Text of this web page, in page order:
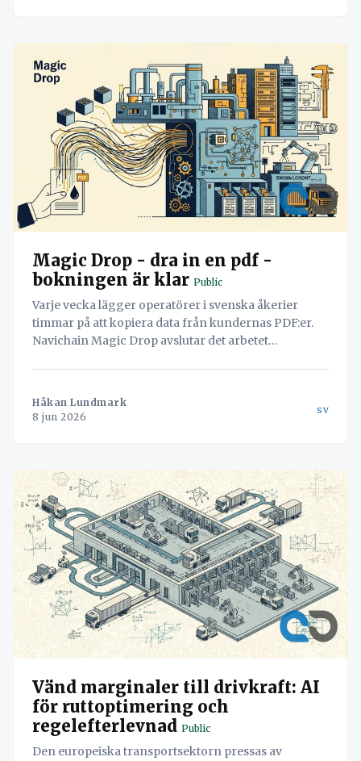
Magic Drop - dra in en pdf -
bokningen är klar Public
Varje vecka lägger operatörer i svenska åkerier
timmar på att kopiera data från kundernas PDF:er.
Navichain Magic Drop avslutar det arbetet
Håkan Lundmark
8 jun 2026
sv
Vänd marginaler till drivkraft: AI
för ruttoptimering och
regelefterlevnad Public
Den europeiska transportsektorn pressas av